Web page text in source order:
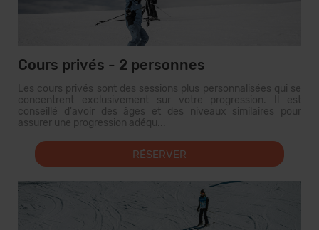
Cours privés - 2 personnes
Les cours privés sont des sessions plus personnalisées qui se
concentrent exclusivement sur votre progression. Il est
conseillé d'avoir des âges et des niveaux similaires pour
assurer une progression adéqu...
RÉSERVER